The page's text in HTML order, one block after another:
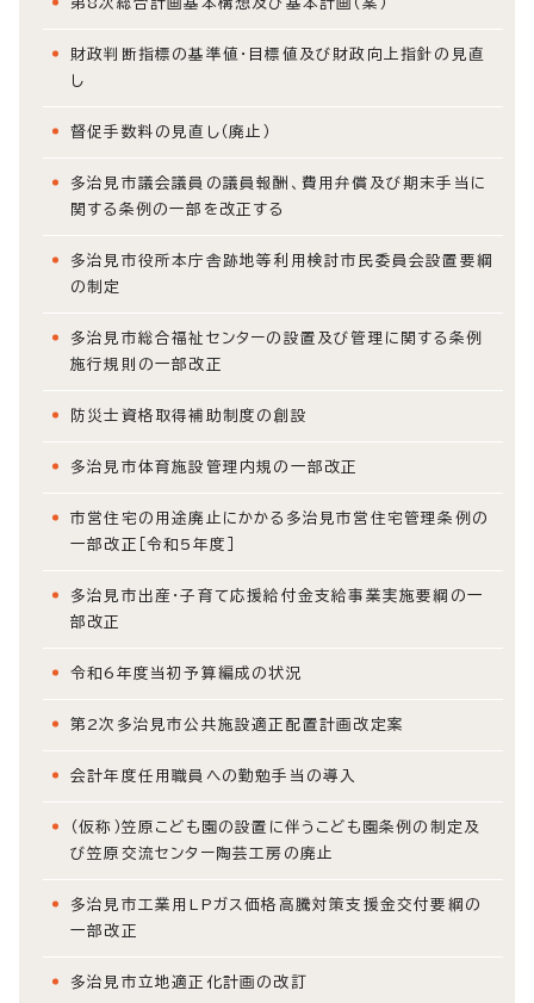
財政判断指標の基準値・目標値及び財政向上指針の見直
し
督促手数料の見直し（廃止）
多治見市議会議員の議員報酬、費用弁償及び期末手当に
関する条例の一部を改正する
多治見市役所本庁舎跡地等利用検討市民委員会設置要綱
の制定
多治見市総合福祉センターの設置及び管理に関する条例
施行規則の一部改正
防災士資格取得補助制度の創設
多治見市体育施設管理内規の一部改正
市営住宅の用途廃止にかかる多治見市営住宅管理条例の
一部改正［令和5年度］
多治見市出産・子育て応援給付金支給事業実施要綱の一
部改正
令和6年度当初予算編成の状況
第2次多治見市公共施設適正配置計画改定案
会計年度任用職員への勤勉手当の導入
（仮称）笠原こども園の設置に伴うこども園条例の制定及
び笠原交流センター陶芸工房の廃止
多治見市工業用LPガス価格高騰対策支援金交付要綱の
一部改正
多治見市立地適正化計画の改訂